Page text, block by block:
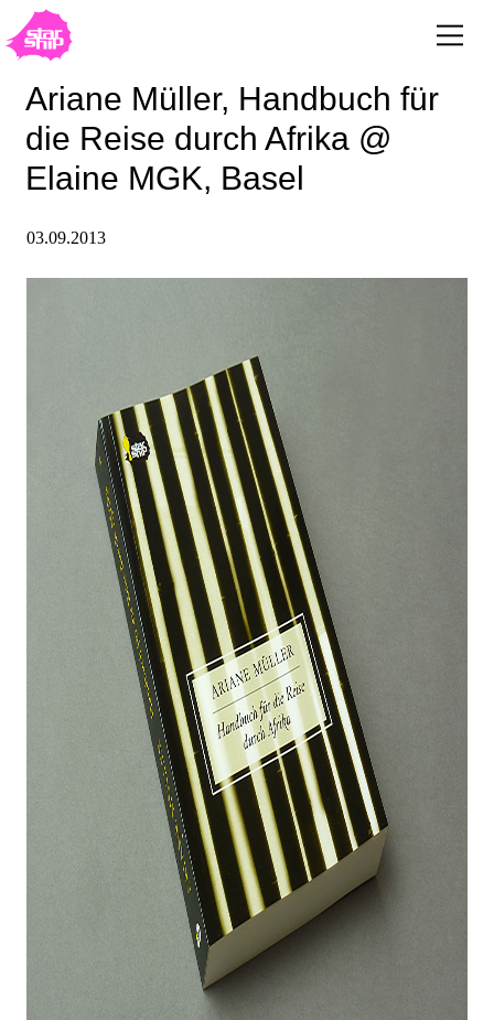
Ariane Müller, Handbuch für
die Reise durch Afrika @
Elaine MGK, Basel
03.09.2013